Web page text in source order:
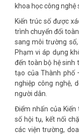
khoa học công nghệ
Kiến trúc số được
trình chuyển đổi
sang môi trường
Phạm vi áp dụng
đến toàn bộ hệ sinh
tạo của Thành phố
nghiệp công nghệ,
người dân.
Điểm nhấn của
số hội tụ, kết nối
các viện trường,